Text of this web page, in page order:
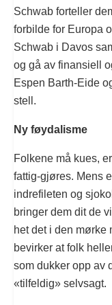
Schwab forteller
forbilde for Europa
Schwab i Davos
og gå av finansiell
Espen Barth-Eide
stell.
Ny føydalisme
Folkene må kues,
fattig-gjøres. Mens
indrefileten og
bringer dem dit de
het det i den mørke
bevirker at folk
som dukker opp av
«tilfeldig» selvsagt.